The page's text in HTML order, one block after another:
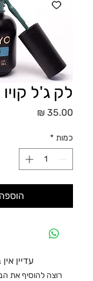
לק ג'ל קויו 046
כמות *
עדיין
רוצה להוסיף את